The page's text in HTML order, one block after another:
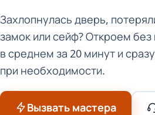
Захлопнулась дверь,
замок или сейф? Откроем
в среднем за 20 минут и
при необходимости.
Вызвать мастера